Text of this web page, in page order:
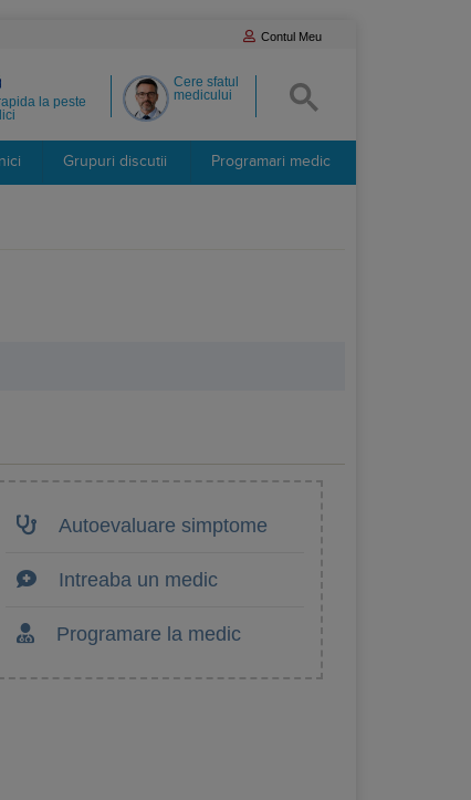
Contul Meu
Cere sfatul
medicului
la peste
Grupuri discutii Programari medic
Autoevaluare simptome
Intreaba un medic
Programare la medic